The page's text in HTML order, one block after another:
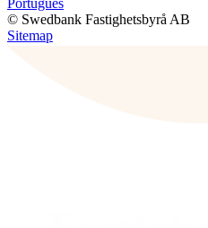
Português
© Swedbank Fastighetsbyrå AB
Sitemap